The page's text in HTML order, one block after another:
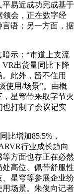
易近成功完成基于
领会，正在数字经
语；另一方面，据
示：“市道上支流
出货量同比下降
此外，留不住用
使用/场景”。由概
星穹带来取字节火
也打制了会议记实
增加85.5%，
行业成长趋向
方面也存正在必然
高位、佩带舒服性
星穹等参展企业纷
场景。朱俊向记者